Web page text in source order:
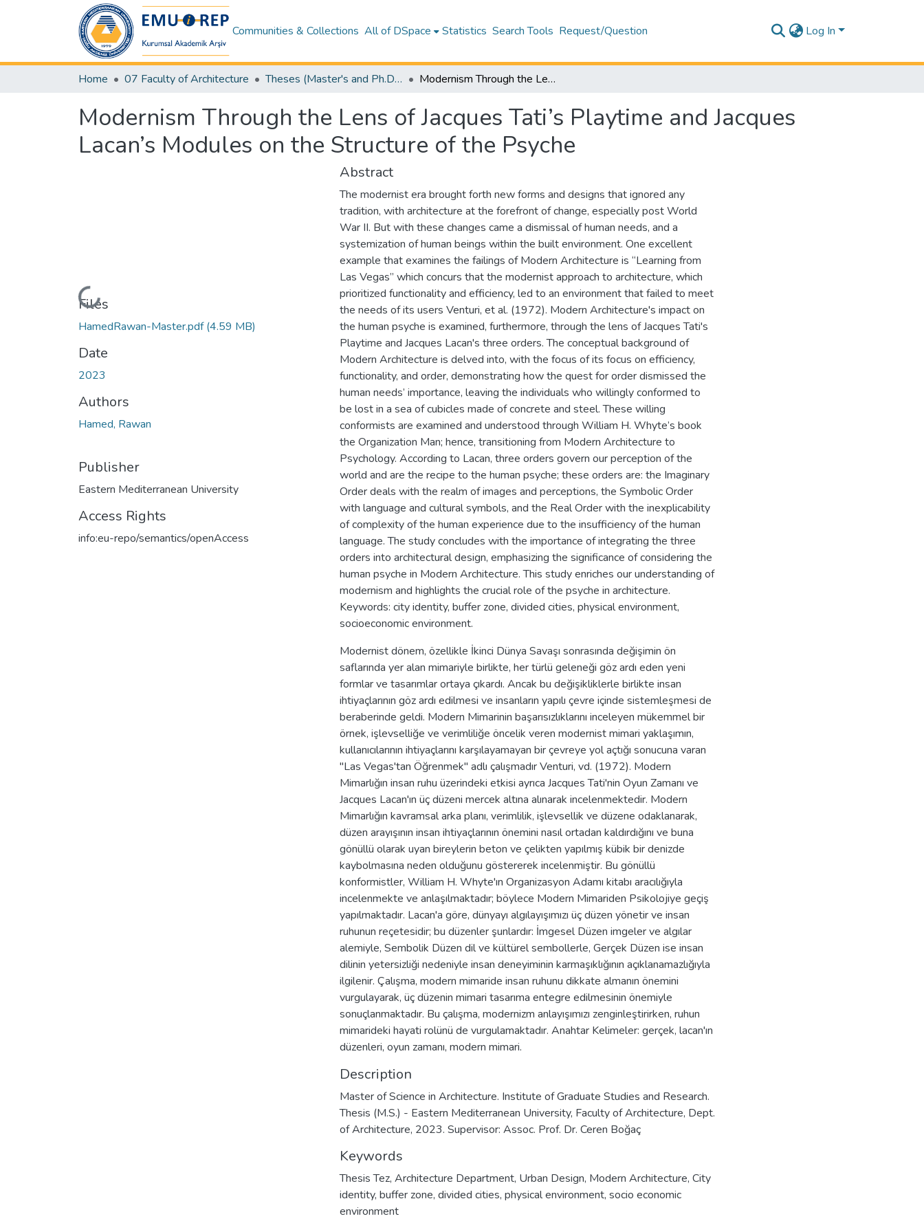
Communities & Collections All of DSpace Statistics Search Tools Request/Question Log In
Home 07 Faculty of Architecture Theses (Master's and Ph.D) – Architecture Modernism Through the Lens of Jacques Tati’s Playtime and Jacques Lacan’s Modules on the Structure of the Psyche
Modernism Through the Lens of Jacques Tati’s Playtime and Jacques
Lacan’s Modules on the Structure of the Psyche
Loading...
Files
HamedRawan-Master.pdf(4.59 MB)
Date
2023
Authors
Hamed, Rawan
Publisher
Eastern Mediterranean University
Access Rights
info:eu-repo/semantics/openAccess
Abstract
The modernist era brought forth new forms and designs that ignored any
tradition, with architecture at the forefront of change, especially post World
War II. But with these changes came a dismissal of human needs, and a
systemization of human beings within the built environment. One excellent
example that examines the failings of Modern Architecture is “Learning from
Las Vegas” which concurs that the modernist approach to architecture, which
prioritized functionality and efficiency, led to an environment that failed to meet
the needs of its users Venturi, et al. (1972). Modern Architecture's impact on
the human psyche is examined, furthermore, through the lens of Jacques Tati's
Playtime and Jacques Lacan's three orders. The conceptual background of
Modern Architecture is delved into, with the focus of its focus on efficiency,
functionality, and order, demonstrating how the quest for order dismissed the
human needs’ importance, leaving the individuals who willingly conformed to
be lost in a sea of cubicles made of concrete and steel. These willing
conformists are examined and understood through William H. Whyte’s book
the Organization Man; hence, transitioning from Modern Architecture to
Psychology. According to Lacan, three orders govern our perception of the
world and are the recipe to the human psyche; these orders are: the Imaginary
Order deals with the realm of images and perceptions, the Symbolic Order
with language and cultural symbols, and the Real Order with the inexplicability
of complexity of the human experience due to the insufficiency of the human
language. The study concludes with the importance of integrating the three
orders into architectural design, emphasizing the significance of considering the
human psyche in Modern Architecture. This study enriches our understanding of
modernism and highlights the crucial role of the psyche in architecture.
Keywords: city identity, buffer zone, divided cities, physical environment,
socioeconomic environment.
Modernist dönem, özellikle İkinci Dünya Savaşı sonrasında değişimin ön
saflarında yer alan mimariyle birlikte, her türlü geleneği göz ardı eden yeni
formlar ve tasarımlar ortaya çıkardı. Ancak bu değişikliklerle birlikte insan
ihtiyaçlarının göz ardı edilmesi ve insanların yapılı çevre içinde sistemleşmesi de
beraberinde geldi. Modern Mimarinin başarısızlıklarını inceleyen mükemmel bir
örnek, işlevselliğe ve verimliliğe öncelik veren modernist mimari yaklaşımın,
kullanıcılarının ihtiyaçlarını karşılayamayan bir çevreye yol açtığı sonucuna varan
"Las Vegas'tan Öğrenmek" adlı çalışmadır Venturi, vd. (1972). Modern
Mimarlığın insan ruhu üzerindeki etkisi ayrıca Jacques Tati'nin Oyun Zamanı ve
Jacques Lacan'ın üç düzeni mercek altına alınarak incelenmektedir. Modern
Mimarlığın kavramsal arka planı, verimlilik, işlevsellik ve düzene odaklanarak,
düzen arayışının insan ihtiyaçlarının önemini nasıl ortadan kaldırdığını ve buna
gönüllü olarak uyan bireylerin beton ve çelikten yapılmış kübik bir denizde
kaybolmasına neden olduğunu göstererek incelenmiştir. Bu gönüllü
konformistler, William H. Whyte'ın Organizasyon Adamı kitabı aracılığıyla
incelenmekte ve anlaşılmaktadır; böylece Modern Mimariden Psikolojiye geçiş
yapılmaktadır. Lacan'a göre, dünyayı algılayışımızı üç düzen yönetir ve insan
ruhunun reçetesidir; bu düzenler şunlardır: İmgesel Düzen imgeler ve algılar
alemiyle, Sembolik Düzen dil ve kültürel sembollerle, Gerçek Düzen ise insan
dilinin yetersizliği nedeniyle insan deneyiminin karmaşıklığının açıklanamazlığıyla
ilgilenir. Çalışma, modern mimaride insan ruhunu dikkate almanın önemini
vurgulayarak, üç düzenin mimari tasarıma entegre edilmesinin önemiyle
sonuçlanmaktadır. Bu çalışma, modernizm anlayışımızı zenginleştirirken, ruhun
mimarideki hayati rolünü de vurgulamaktadır. Anahtar Kelimeler: gerçek, lacan'ın
düzenleri, oyun zamanı, modern mimari.
Description
Master of Science in Architecture. Institute of Graduate Studies and Research.
Thesis (M.S.) - Eastern Mediterranean University, Faculty of Architecture, Dept.
of Architecture, 2023. Supervisor: Assoc. Prof. Dr. Ceren Boğaç
Keywords
Thesis Tez, Architecture Department, Urban Design, Modern Architecture, City
identity, buffer zone, divided cities, physical environment, socio economic
environment